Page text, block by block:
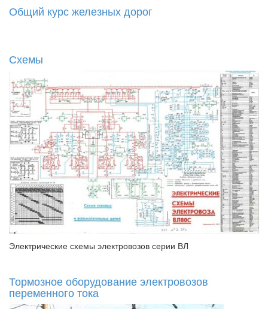
Общий курс железных дорог
Схемы
Электрические схемы электровозов серии ВЛ
Тормозное оборудование электровозов
переменного тока